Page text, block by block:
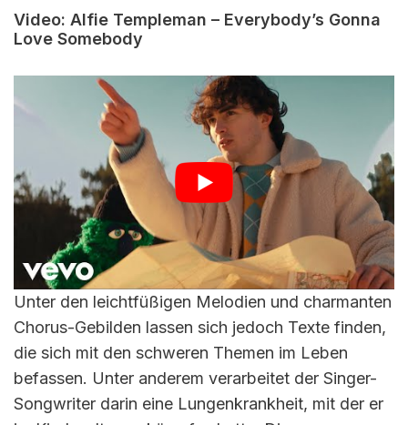
Video: Alfie Templeman – Everybody’s Gonna
Love Somebody
Unter den leichtfüßigen Melodien und charmanten
Chorus-Gebilden lassen sich jedoch Texte finden,
die sich mit den schweren Themen im Leben
befassen. Unter anderem verarbeitet der Singer-
Songwriter darin eine Lungenkrankheit, mit der er